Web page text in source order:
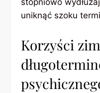
stopniowo
uniknąć szoku
Korzyści